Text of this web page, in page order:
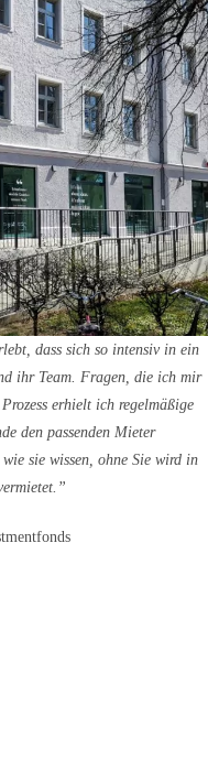
dass sich so intensiv in ein
ihr Team. Fragen, die ich mir
erhielt ich regelmäßige
den passenden Mieter
sie wissen, ohne Sie wird in